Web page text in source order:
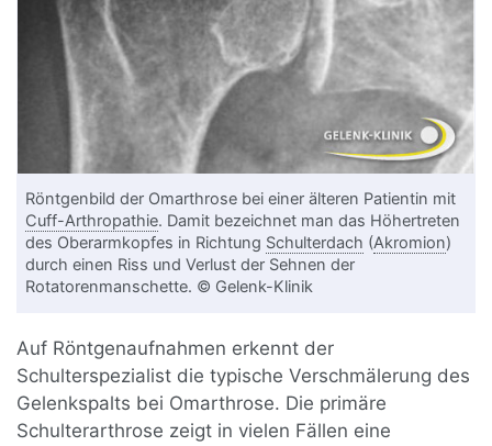
Röntgenbild der Omarthrose bei einer älteren Patientin mit
Cuff-Arthropathie. Damit bezeichnet man das Höhertreten
des Oberarmkopfes in Richtung Schulterdach (Akromion)
durch einen Riss und Verlust der Sehnen der
Rotatorenmanschette. © Gelenk-Klinik
Auf Röntgenaufnahmen erkennt der
Schulterspezialist die typische Verschmälerung des
Gelenkspalts bei Omarthrose. Die primäre
Schulterarthrose zeigt in vielen Fällen eine